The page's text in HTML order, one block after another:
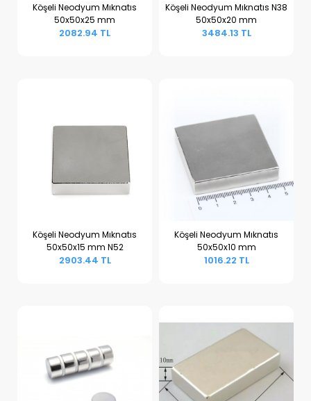
Sepete Ekle
Köşeli Neodyum Mıknatıs
50x50x25 mm
2082.94 TL
Sepete Ekle
Köşeli Neodyum Mıknatıs N38
50x50x20 mm
3484.13 TL
Sepete Ekle
Köşeli Neodyum Mıknatıs
50x50x15 mm N52
2903.44 TL
Sepete Ekle
Köşeli Neodyum Mıknatıs
50x50x10 mm
1016.22 TL